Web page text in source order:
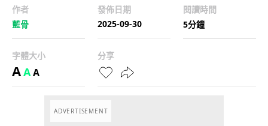
作者
藍骨
發佈日期
2025-09-30
閱讀時間
5分鐘
字體大小
AAA
分享
ADVERTISEMENT